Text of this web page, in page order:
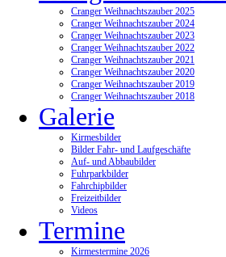
Cranger Weihnachtszauber 2025
Cranger Weihnachtszauber 2024
Cranger Weihnachtszauber 2023
Cranger Weihnachtszauber 2022
Cranger Weihnachtszauber 2021
Cranger Weihnachtszauber 2020
Cranger Weihnachtszauber 2019
Cranger Weihnachtszauber 2018
Galerie
Kirmesbilder
Bilder Fahr- und Laufgeschäfte
Auf- und Abbaubilder
Fuhrparkbilder
Fahrchipbilder
Freizeitbilder
Videos
Termine
Kirmestermine 2026